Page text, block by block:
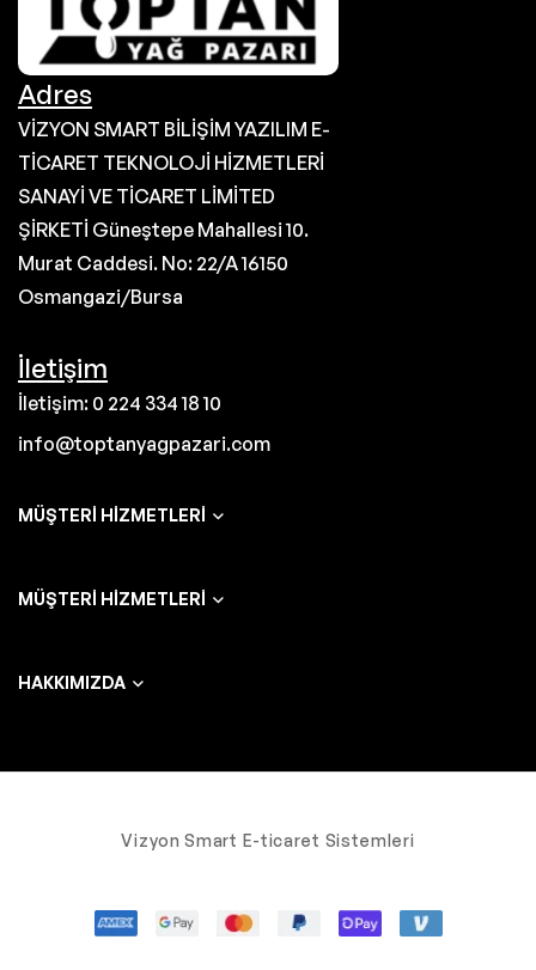
Adres
VİZYON SMART BİLİŞİM YAZILIM E-
TİCARET TEKNOLOJİ HİZMETLERİ
SANAYİ VE TİCARET LİMİTED
ŞİRKETİ Güneştepe Mahallesi 10.
Murat Caddesi. No: 22/A 16150
Osmangazi/Bursa
İletişim
İletişim: 0 224 334 18 10
info@toptanyagpazari.com
MÜŞTERI HIZMETLERI
MÜŞTERI HIZMETLERI
HAKKIMIZDA
Vizyon Smart E-ticaret Sistemleri